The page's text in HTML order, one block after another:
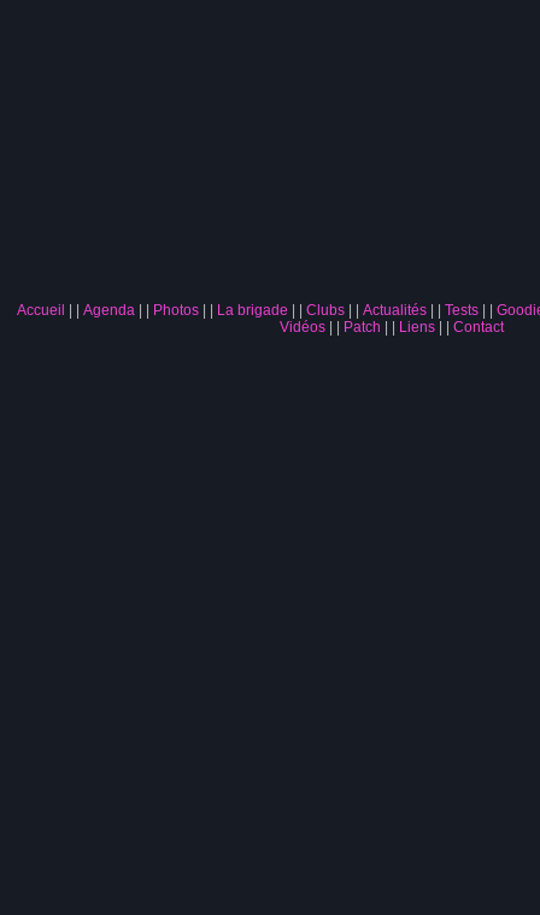
Accueil Agenda| Photos| La brigade Clubs| Actualités| Tests|
Vidéos| Patch Liens| Contact